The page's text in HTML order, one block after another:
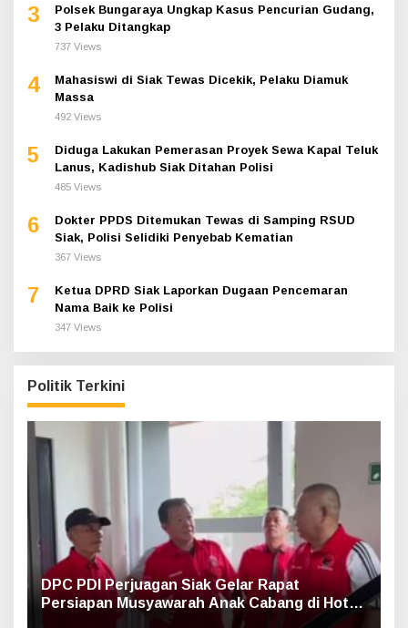
3
Polsek Bungaraya Ungkap Kasus Pencurian Gudang,
3 Pelaku Ditangkap
737 Views
4
Mahasiswi di Siak Tewas Dicekik, Pelaku Diamuk
Massa
492 Views
5
Diduga Lakukan Pemerasan Proyek Sewa Kapal Teluk
Lanus, Kadishub Siak Ditahan Polisi
485 Views
6
Dokter PPDS Ditemukan Tewas di Samping RSUD
Siak, Polisi Selidiki Penyebab Kematian
367 Views
7
Ketua DPRD Siak Laporkan Dugaan Pencemaran
Nama Baik ke Polisi
347 Views
Politik Terkini
DPC PDI Perjuagan Siak Gelar Rapat
Persiapan Musyawarah Anak Cabang di Hotel